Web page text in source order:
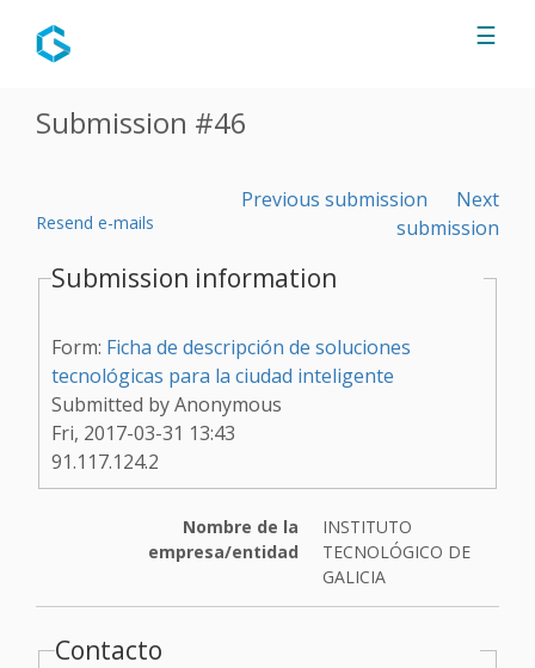
Submission #46
Resend e-mails
Previous submission
Next
submission
Submission information
Form: Ficha de descripción de soluciones
tecnológicas para la ciudad inteligente
Submitted byAnonymous
Fri, 2017-03-31 13:43
91.117.124.2
Nombre de la
empresa/entidad
INSTITUTO
TECNOLÓGICO DE
GALICIA
Contacto
☰